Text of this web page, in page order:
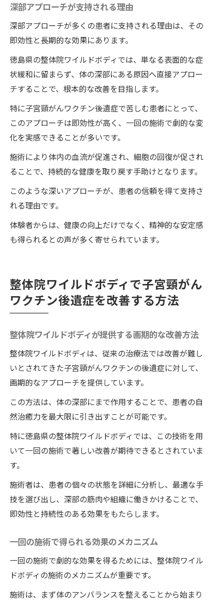
深部アプローチが支持される理由
深部アプローチが多くの患者に支持される理由は、その
即効性と長期的な効果にあります。
徳島県の整体院ワイルドボディでは、単なる表面的な症
状緩和に留まらず、体の深部にある原因へ直接アプロー
チすることで、根本的な改善を目指します。
特に子宮頸がんワクチン後遺症で苦しむ患者にとって、
このアプローチは即効性が高く、一回の施術で劇的な変
化を実感できることが多いです。
施術により体内の血流が促進され、細胞の回復が促され
ることで、持続的な健康を取り戻す手助けとなります。
このような深いアプローチが、患者の信頼を得て支持さ
れる理由です。
体験者からは、健康の向上だけでなく、精神的な安定感
も得られるとの声が多く寄せられています。
整体院ワイルドボディで子宮頸がん
ワクチン後遺症を改善する方法
整体院ワイルドボディが提供する画期的な改善方法
整体院ワイルドボディは、従来の治療法では改善が難し
いとされてきた子宮頸がんワクチンの後遺症に対して、
画期的なアプローチを提供しています。
この方法は、体の深部にまで作用することで、患者の自
然治癒力を最大限に引き出すことが可能です。
特に徳島県の整体院ワイルドボディでは、この技術を用
いて一回の施術で著しい改善が期待できるとされていま
す。
施術者は、患者の個々の状態を詳細に分析し、最適な手
技を選び出し、深部の筋肉や組織に働きかけることで、
即効性と持続性のある効果をもたらします。
一回の施術で得られる効果のメカニズム
一回の施術で劇的な効果を得るためには、整体院ワイル
ドボディの施術のメカニズムが重要です。
施術は、まず体のアンバランスを整えることから始まり